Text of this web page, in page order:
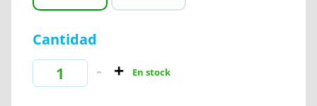
Cantidad
En stock